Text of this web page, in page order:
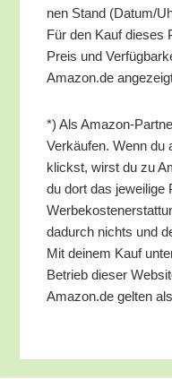
nen Stand (Datum/​
Für den Kauf die­ses
Preis und
Amazon.de
*) Als Ama­zon-
Ver­käu­fen. Wenn du
klickst, wirst du zu
du dort das jewei­li­ge
dadurch nichts und
Mit dei­nem Kauf
Betrieb die­ser
Amazon.de gel­ten